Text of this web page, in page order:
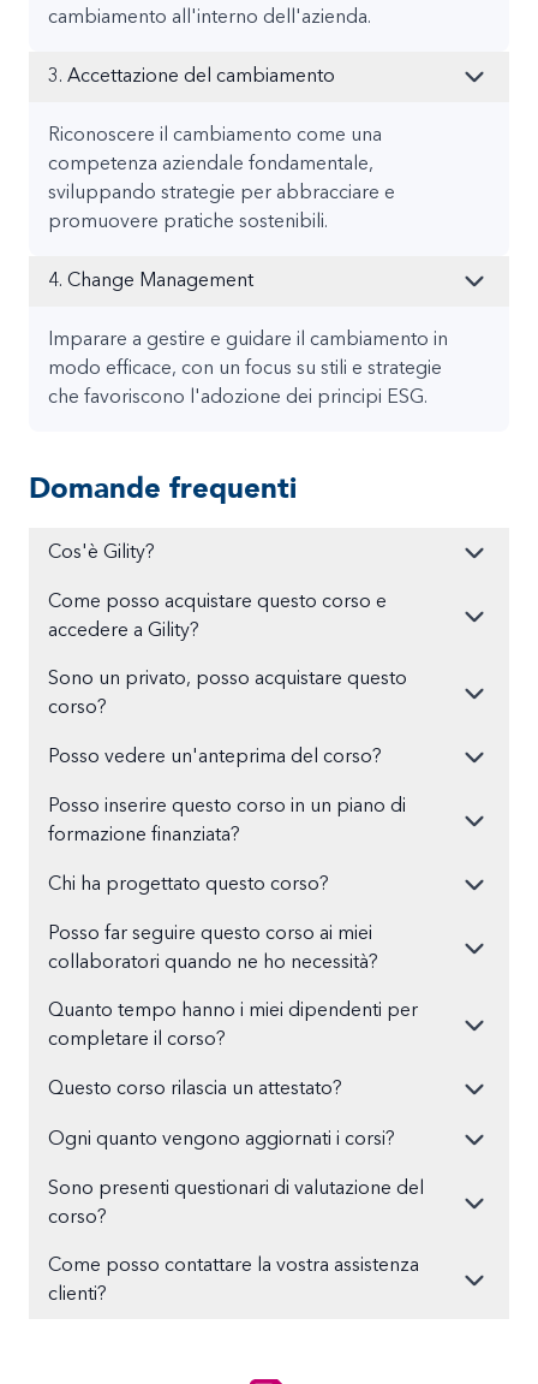
cambiamento all'interno dell'azienda.
3. Accettazione del cambiamento
Riconoscere il cambiamento come una
competenza aziendale fondamentale,
sviluppando strategie per abbracciare e
promuovere pratiche sostenibili.
4. Change Management
Imparare a gestire e guidare il cambiamento in
modo efficace, con un focus su stili e strategie
che favoriscono l'adozione dei principi ESG.
Domande frequenti
Cos'è Gility?
Come posso acquistare questo corso e
accedere a Gility?
Sono un privato, posso acquistare questo
corso?
Posso vedere un'anteprima del corso?
Posso inserire questo corso in un piano di
formazione finanziata?
Chi ha progettato questo corso?
Posso far seguire questo corso ai miei
collaboratori quando ne ho necessità?
Quanto tempo hanno i miei dipendenti per
completare il corso?
Questo corso rilascia un attestato?
Ogni quanto vengono aggiornati i corsi?
Sono presenti questionari di valutazione del
corso?
Come posso contattare la vostra assistenza
clienti?